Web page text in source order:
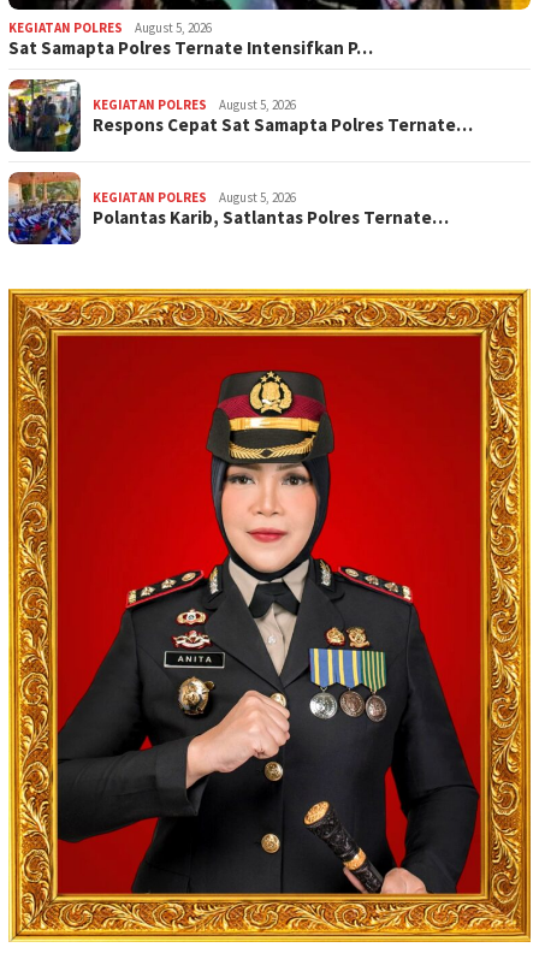
KEGIATAN POLRES August 5, 2026
Sat Samapta Polres Ternate Intensifkan P…
KEGIATAN POLRES August 5, 2026
Respons Cepat Sat Samapta Polres Ternate…
KEGIATAN POLRES August 5, 2026
Polantas Karib, Satlantas Polres Ternate…